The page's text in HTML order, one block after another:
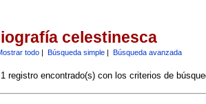
celestinesca
todo| Búsqueda simple| Búsqueda avanzada
registro encontrado(s) con los criterios de